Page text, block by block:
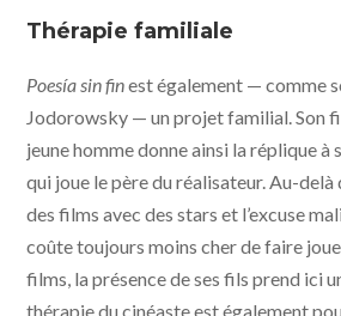
Thérapie familiale
Poesía sin finest également — comme
Jodorowsky — un projet familial. Son
jeune homme donne ainsi la réplique à
qui joue le père du réalisateur. Au-
des films avec des stars et l’excuse
coûte toujours moins cher de faire
films, la présence de ses fils prend ici
thérapie du cinéaste est également